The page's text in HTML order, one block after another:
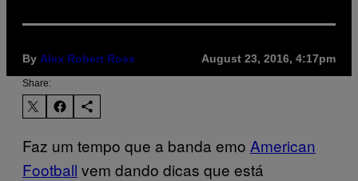
By Alex Robert Ross August 23, 2016, 4:17pm
Share:
Faz um tempo que a banda emo American
Football vem dando dicas que está